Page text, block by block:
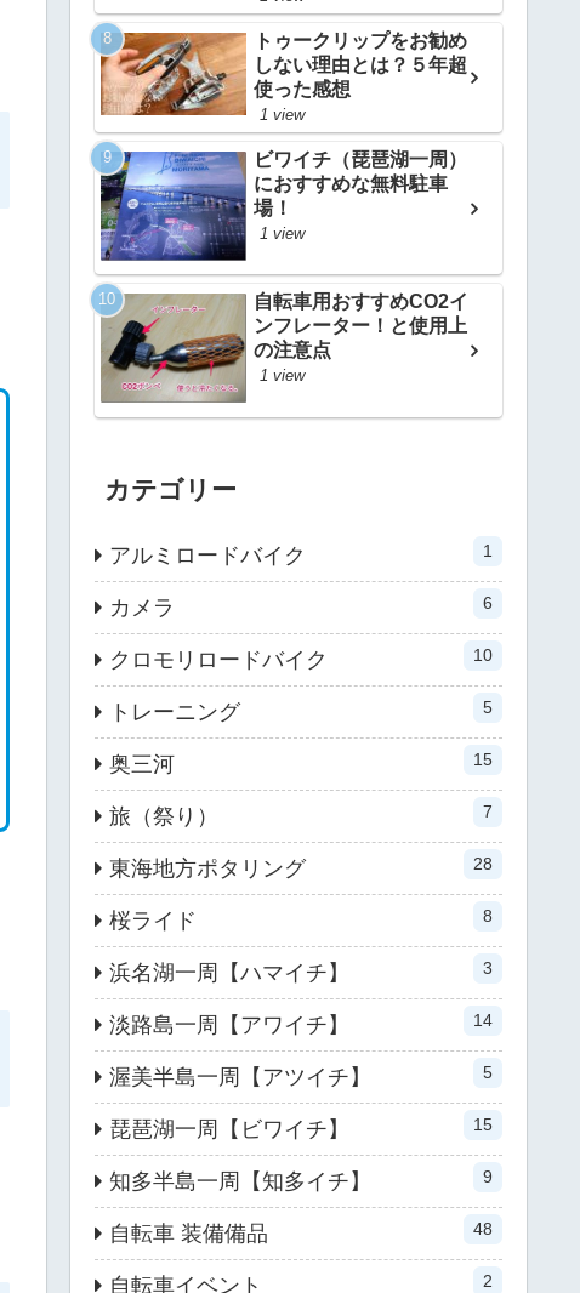
トゥークリップをお勧め
しない理由とは？５年超
使った感想
1 view
ビワイチ（琵琶湖一周）
におすすめな無料駐車
場！
1 view
自転車用おすすめCO2イ
ンフレーター！と使用上
の注意点
1 view
カテゴリー
アルミロードバイク 1
カメラ 6
クロモリロードバイク 10
トレーニング 5
奥三河 15
旅（祭り） 7
東海地方ポタリング 28
桜ライド 8
浜名湖一周【ハマイチ】 3
淡路島一周【アワイチ】 14
渥美半島一周【アツイチ】 5
琵琶湖一周【ビワイチ】 15
知多半島一周【知多イチ】 9
自転車 装備備品 48
自転車イベント 2